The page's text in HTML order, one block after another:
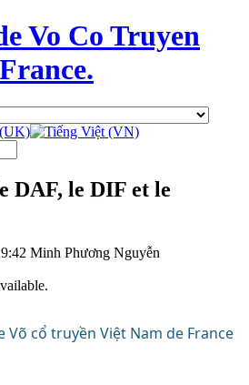
Vo Co Truyen
DAF, le DIF et le
Minh Phương Nguyễn